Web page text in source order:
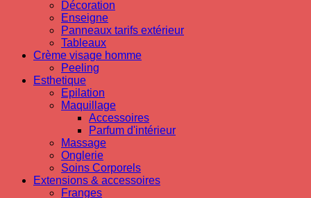
Décoration
Enseigne
Panneaux tarifs extérieur
Tableaux
Crème visage homme
Peeling
Esthetique
Epilation
Maquillage
Accessoires
Parfum d'intérieur
Massage
Onglerie
Soins Corporels
Extensions & accessoires
Franges